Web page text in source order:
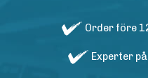
Order före
Experter